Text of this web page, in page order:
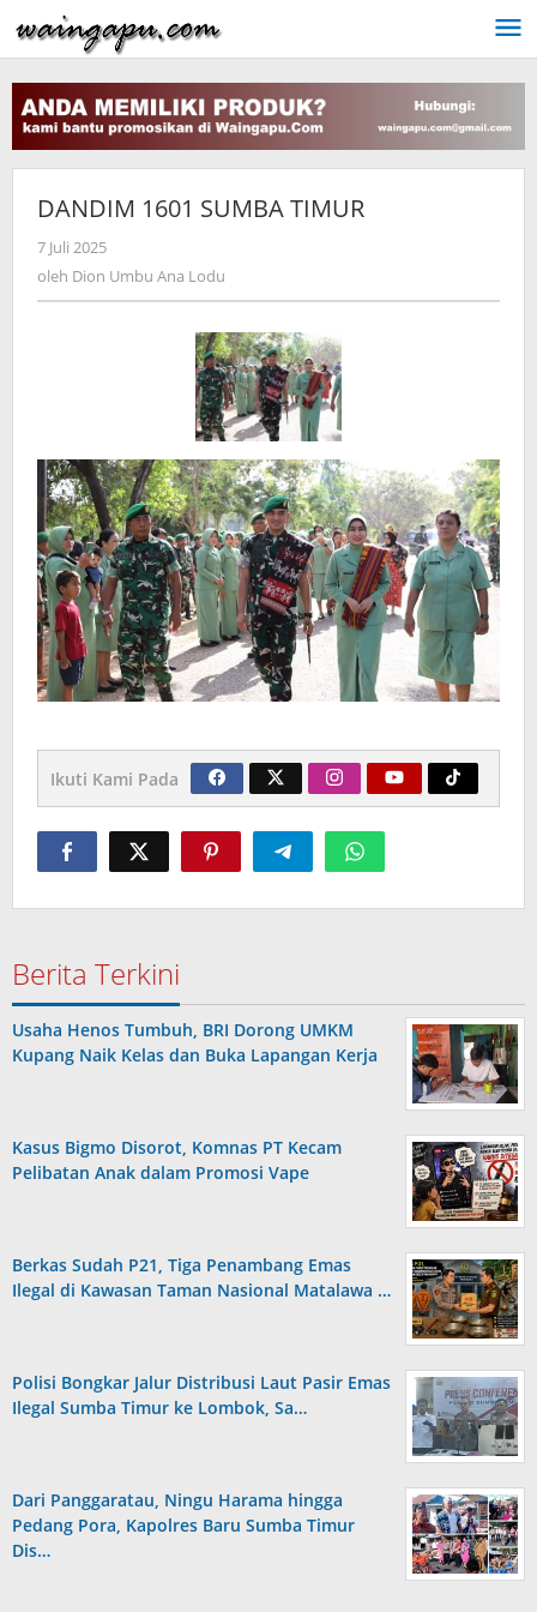
ke
konten
DANDIM 1601 SUMBA TIMUR
7 Juli 2025
Dion
oleh Dion Umbu Ana Lodu
Ikuti Kami Pada
Berita Terkini
Usaha Henos Tumbuh, BRI Dorong UMKM
Kupang Naik Kelas dan Buka Lapangan Kerja
Kasus Bigmo Disorot, Komnas PT Kecam
Pelibatan Anak dalam Promosi Vape
Berkas Sudah P21, Tiga Penambang Emas
Ilegal di Kawasan Taman Nasional Matalawa …
Polisi Bongkar Jalur Distribusi Laut Pasir Emas
Ilegal Sumba Timur ke Lombok, Sa…
Dari Panggaratau, Ningu Harama hingga
Pedang Pora, Kapolres Baru Sumba Timur
Dis…